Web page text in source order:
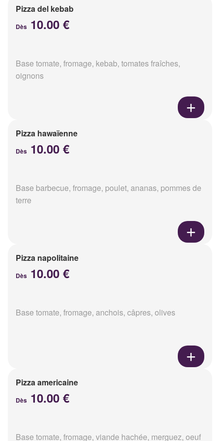
Pizza del kebab
Dès 10.00 €
Base tomate, fromage, kebab, tomates fraîches,
oignons
Pizza hawaïenne
Dès 10.00 €
Base barbecue, fromage, poulet, ananas, pommes de
terre
Pizza napolitaine
Dès 10.00 €
Base tomate, fromage, anchois, câpres, olives
Pizza americaine
Dès 10.00 €
Base tomate, fromage, viande hachée, merguez, oeuf